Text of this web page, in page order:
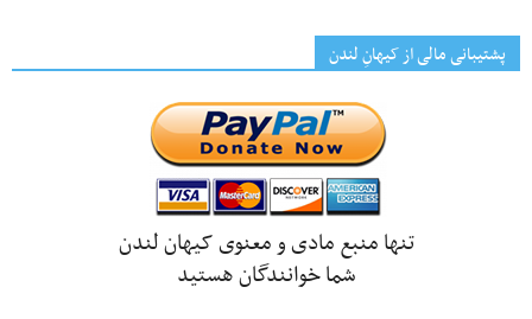
پشتیبانی مالی از کیهانِ لندن
تنها منبع مادی و معنوی کیهان لندن
شما خوانندگان هستید